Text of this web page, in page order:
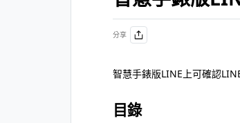
分享
智慧手錶版LINE上可確認
目錄